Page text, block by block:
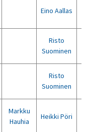
Eino Aallas
Risto
Suominen
Risto
Suominen
Markku
Hauhia
Heikki Pöri